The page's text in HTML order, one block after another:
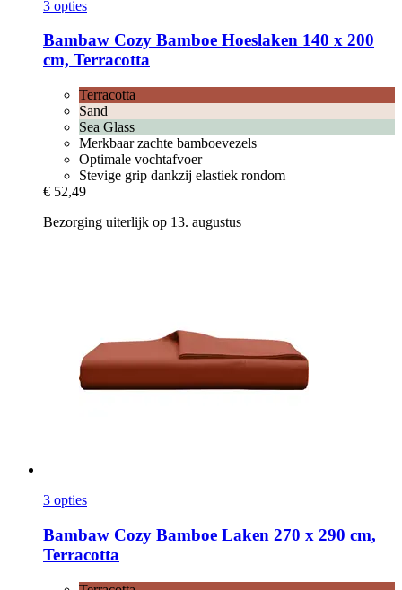
3 opties
Bambaw Cozy Bamboe Hoeslaken 140 x 200
cm, Terracotta
Terracotta
Sand
Sea Glass
Merkbaar zachte bamboevezels
Optimale vochtafvoer
Stevige grip dankzij elastiek rondom
€ 52,49
Bezorging uiterlijk op 13. augustus
3 opties
Bambaw Cozy Bamboe Laken 270 x 290 cm,
Terracotta